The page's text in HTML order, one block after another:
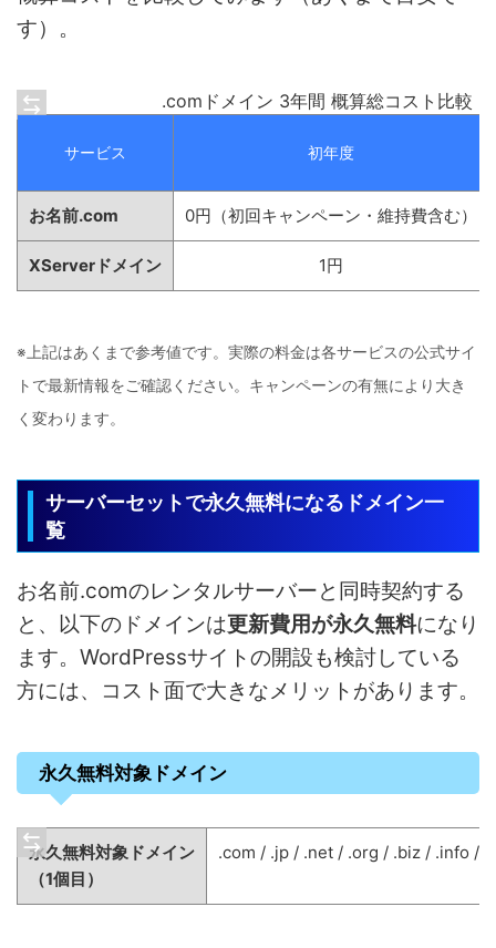
す）。
.comドメイン 3年間 概算総コスト比較（
サービス 初年度
お名前.com 0円（初回キャンペーン・維持費含む）
XServerドメイン 1円
※上記はあくまで参考値です。実際の料金は各サービスの公式サイ
トで最新情報をご確認ください。キャンペーンの有無により大き
く変わります。
サーバーセットで永久無料になるドメイン一
覧
お名前.comのレンタルサーバーと同時契約する
と、以下のドメインは更新費用が永久無料になり
ます。WordPressサイトの開設も検討している
方には、コスト面で大きなメリットがあります。
永久無料対象ドメイン
永久無料対象ドメイン
（1個目）
.com / .jp / .net / .org / .biz / .info /